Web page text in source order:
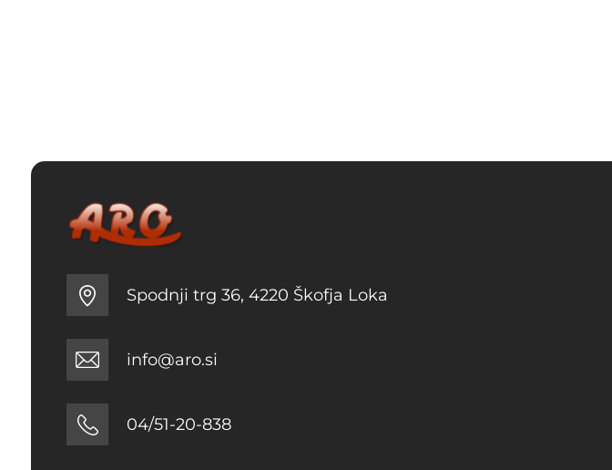
Spodnji trg 36, 4220 Škofja Loka
info@aro.si
04/51-20-838